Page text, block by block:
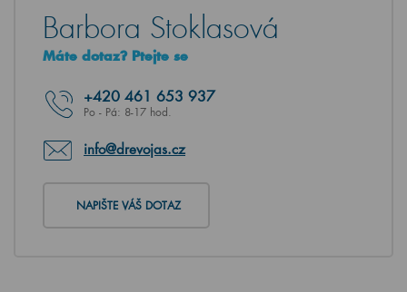
Barbora Stoklasová
Máte dotaz? Ptejte se
+420 461 653 937
Po - Pá: 8-17 hod.
info@drevojas.cz
NAPIŠTE VÁŠ DOTAZ